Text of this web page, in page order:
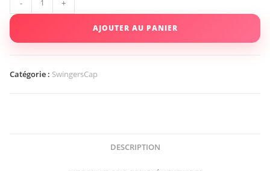
- +
AJOUTER AU PANIER
Catégorie : SwingersCap
DESCRIPTION